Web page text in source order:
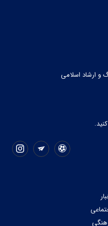
و ارشاد اسلامی